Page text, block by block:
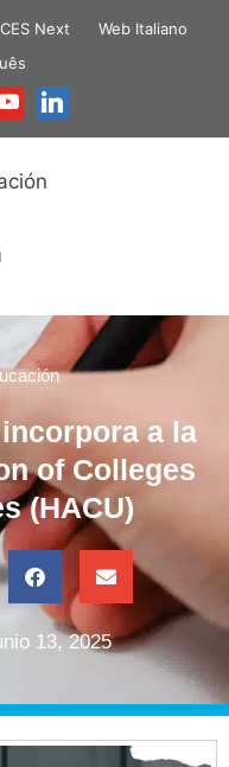
Next
Web Italiano
a la
of Colleges
(HACU)
13, 2025